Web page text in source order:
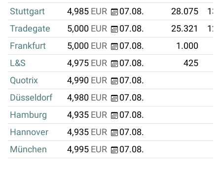
Stuttgart
4,985 EUR 07.08. 28.075
Tradegate
5,000 EUR 07.08. 25.321
Frankfurt
5,000 EUR 07.08. 1.000
L&S
4,975 EUR 07.08. 425
Quotrix
4,990 EUR
07.08.
Düsseldorf
4,980 EUR
07.08.
Hamburg
4,935 EUR
07.08.
Hannover
4,935 EUR
07.08.
München
4,995 EUR 07.08.